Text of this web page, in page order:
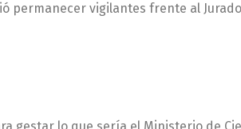
permanecer vigilantes frente al